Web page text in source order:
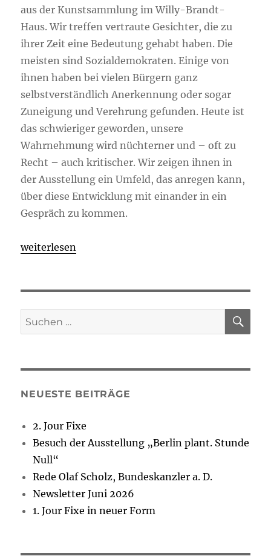
aus der Kunstsammlung im Willy-Brandt-
Haus. Wir treffen vertraute Gesichter, die zu
ihrer Zeit eine Bedeutung gehabt haben. Die
meisten sind Sozialdemokraten. Einige von
ihnen haben bei vielen Bürgern ganz
selbstverständlich Anerkennung oder sogar
Zuneigung und Verehrung gefunden. Heute ist
das schwieriger geworden, unsere
Wahrnehmung wird nüchterner und – oft zu
Recht – auch kritischer. Wir zeigen ihnen in
der Ausstellung ein Umfeld, das anregen kann,
über diese Entwicklung mit einander in ein
Gespräch zu kommen.
„Politische Köpfe“
weiterlesen
Suchen
nach:
NEUESTE BEITRÄGE
2. Jour Fixe
Besuch der Ausstellung „Berlin plant. Stunde
Null“
Rede Olaf Scholz, Bundeskanzler a. D.
Newsletter Juni 2026
1. Jour Fixe in neuer Form